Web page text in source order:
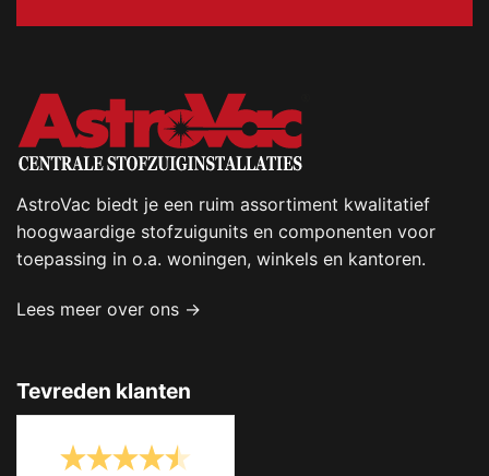
AstroVac biedt je een ruim assortiment kwalitatief
hoogwaardige stofzuigunits en componenten voor
toepassing in o.a. woningen, winkels en kantoren.
Lees meer over ons →
Tevreden klanten